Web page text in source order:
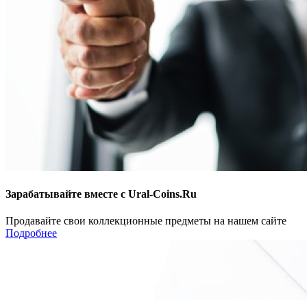
Зарабатывайте вместе с Ural-Coins.Ru
Продавайте свои коллекционные предметы на нашем сайте
Подробнее